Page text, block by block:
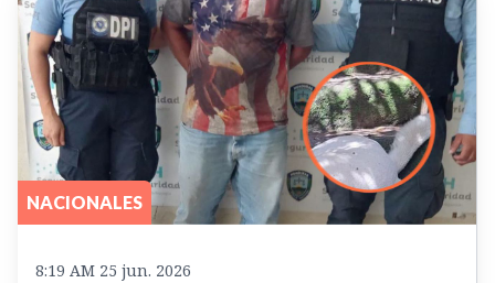
NACIONALES
8:19 AM 25 jun. 2026